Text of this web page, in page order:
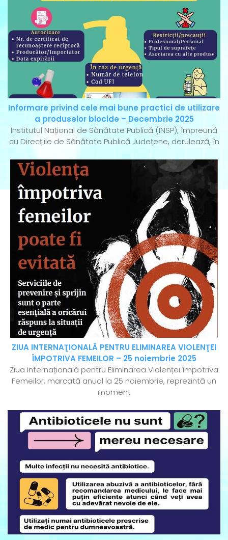
Informare privind cele mai bune practici de utilizare
a produselor biocide – Decembrie 2025
Institutul Național de Sănătate Publică (INSP), împreună
cu Direcțiile de Sănătate Publică Județene, derulează, în
ZIUA INTERNAŢIONALĂ PENTRU ELIMINAREA VIOLENŢEI
ÎMPOTRIVA FEMEILOR – 25 noiembrie 2025
Ziua Internațională pentru Eliminarea Violenței împotriva
Femeilor, marcată anual la 25 noiembrie, reprezintă un
moment